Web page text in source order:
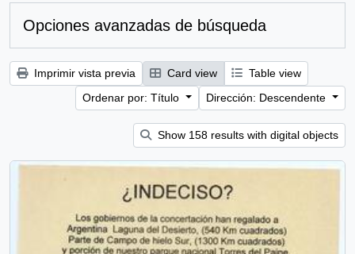
Opciones avanzadas de búsqueda
Imprimir vista previa Card view
Table view
Ordenar por: Título
Dirección: Descendente
Show 158 results with digital objects